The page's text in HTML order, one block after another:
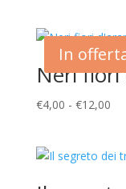
da
a
In
Neri fiori
€4,00 - €12,00
da